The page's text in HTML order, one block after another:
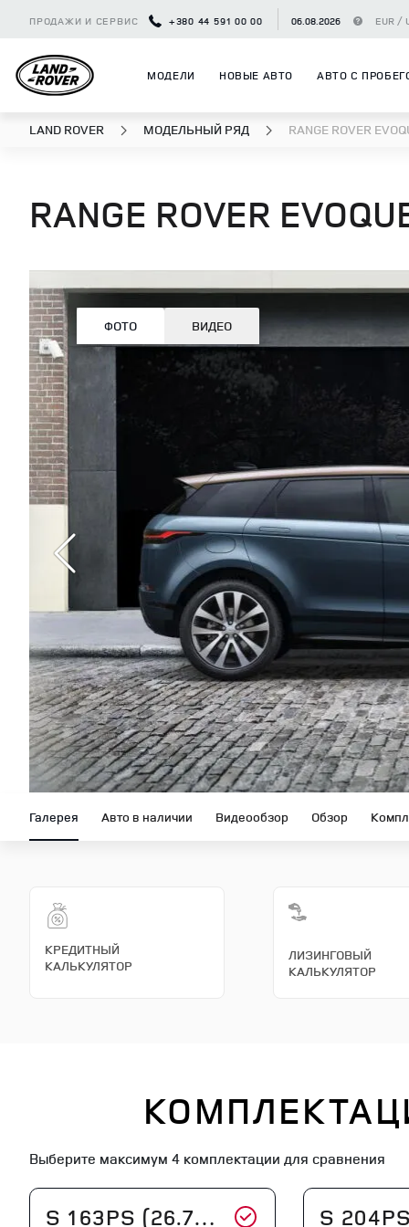
ПРОДАЖИ И СЕРВИС +380 44 591 00 00 06.08.2026 EUR /
МОДЕЛИ НОВЫЕ АВТО АВТО С
LAND ROVER МОДЕЛЬНЫЙ РЯД RANGE ROVER
RANGE ROVER
ФОТО ВИДЕО
Галерея Авто в наличии Видеообзор Обзор
КРЕДИТНЫЙ
КАЛЬКУЛЯТОР
ЛИЗИНГОВЫЙ
КАЛЬКУЛЯТОР
Выберите максимум 4 комплектации для сравнения
S 163PS (26.75 MY) S 204PS